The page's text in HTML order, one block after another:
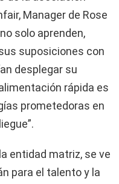
Manager de Rose
solo aprenden,
suposiciones con
desplegar su
rápida es
prometedoras en
entidad matriz, se ve
para el talento y la